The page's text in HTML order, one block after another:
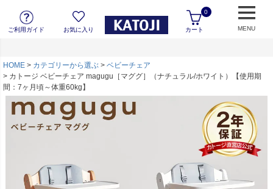
ご利用ガイド お気に入り カート
0
MENU
HOME カテゴリーから選ぶ
ベビーチェア
カトージ ベビーチェア magugu［マググ］（ナチュラル/ホワイト）【使用期
間：7ヶ月頃～体重60kg】